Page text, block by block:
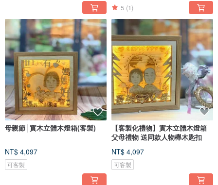
5 (1)
母親節│實木立體木燈箱(客製)
NT$ 4,097
可客製
【客製化禮物】實木立體木燈箱
父母禮物 送同款人物櫸木匙扣
NT$ 4,097
可客製